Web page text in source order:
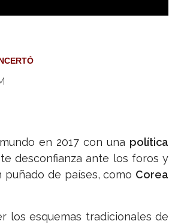
en 2017 con una política
desconfianza ante los foros y
de países, como Corea
los esquemas tradicionales de